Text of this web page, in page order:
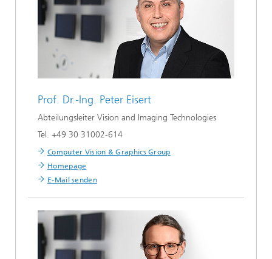
Prof. Dr.-Ing. Peter Eisert
Abteilungsleiter Vision and Imaging Technologies
Tel. +49 30 31002-614
Computer Vision & Graphics Group
Homepage
E-Mail senden